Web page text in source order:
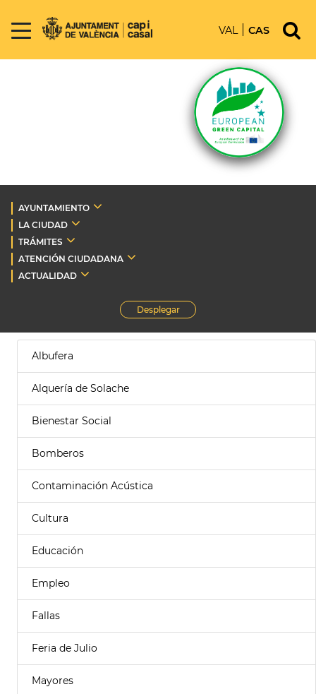
VAL CAS
AYUNTAMIENTO
LA CIUDAD
TRÁMITES
ATENCIÓN CIUDADANA
ACTUALIDAD
Desplegar
Albufera
Alquería de Solache
Bienestar Social
Bomberos
Contaminación Acústica
Cultura
Educación
Empleo
Fallas
Feria de Julio
Mayores